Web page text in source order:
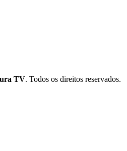
TV. Todos os direitos reservados.